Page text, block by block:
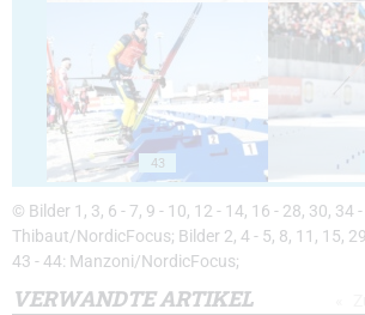
43
© Bilder 1, 3, 6 - 7, 9 - 10, 12 - 14, 16 - 28, 30, 34
Thibaut/NordicFocus; Bilder 2, 4 - 5, 8, 11, 15,
43 - 44: Manzoni/NordicFocus;
VERWANDTE ARTIKEL